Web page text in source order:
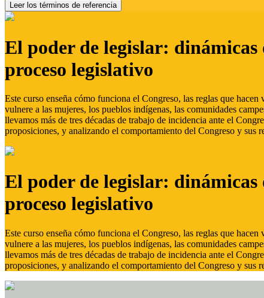
Leer los términos de referencia
El poder de legislar:
proceso legislativo
Este curso enseña cómo funciona el Congreso, las reglas que
vulnere a las mujeres, los pueblos indígenas, las comunidades
llevamos más de tres décadas de trabajo de incidencia ante el
proposiciones, y analizando el comportamiento del Congreso y sus
El poder de legislar:
proceso legislativo
Este curso enseña cómo funciona el Congreso, las reglas que
vulnere a las mujeres, los pueblos indígenas, las comunidades
llevamos más de tres décadas de trabajo de incidencia ante el
proposiciones, y analizando el comportamiento del Congreso y sus